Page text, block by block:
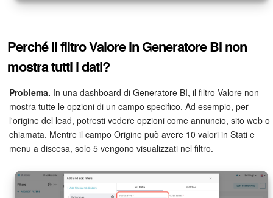
Perché il filtro Valore in Generatore BI non
mostra tutti i dati?
Problema. In una dashboard di Generatore BI, il filtro Valore non
mostra tutte le opzioni di un campo specifico. Ad esempio, per
l'origine del lead, potresti vedere opzioni come annuncio, sito web o
chiamata. Mentre il campo Origine può avere 10 valori in Stati e
menu a discesa, solo 5 vengono visualizzati nel filtro.